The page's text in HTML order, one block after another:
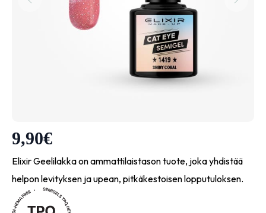
9,90€
Elixir Geelilakka on ammattilaistason tuote, joka yhdistää
helpon levityksen ja upean, pitkäkestoisen lopputuloksen.